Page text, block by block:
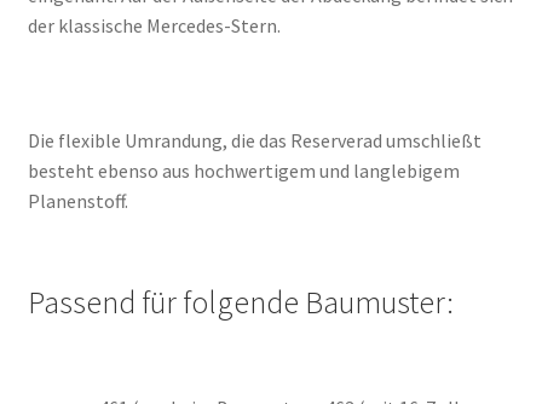
der klassische Mercedes-Stern.
Die flexible Umrandung, die das Reserverad umschließt
besteht ebenso aus hochwertigem und langlebigem
Planenstoff.
Passend für folgende Baumuster: